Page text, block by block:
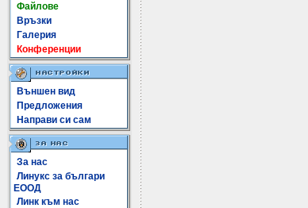
Файлове
Връзки
Галерия
Конференции
Външен вид
Предложения
Направи си сам
За нас
Линукс за българи
ЕООД
Линк към нас